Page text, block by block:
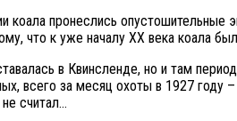
коала пронеслись
что к уже началу ХХ века коала
в Квинсленде, но и там
всего за месяц охоты в 1927 году
считал…